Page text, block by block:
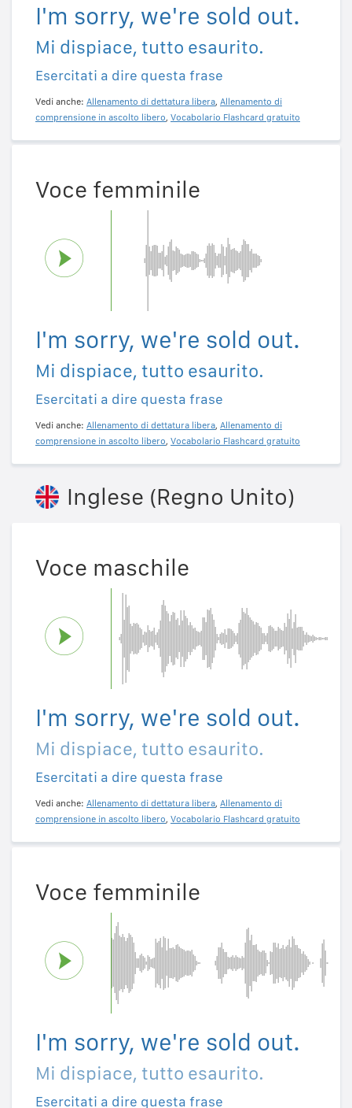
I'm sorry, we're sold out.
Mi dispiace, tutto esaurito.
Esercitati a dire questa frase
Vedi anche: Allenamento di dettatura libera, Allenamento di
comprensione in ascolto libero, Vocabolario Flashcard gratuito
Voce femminile
I'm sorry, we're sold out.
Mi dispiace, tutto esaurito.
Esercitati a dire questa frase
Vedi anche: Allenamento di dettatura libera, Allenamento di
comprensione in ascolto libero, Vocabolario Flashcard gratuito
Inglese (Regno Unito)
Voce maschile
I'm sorry, we're sold out.
Mi dispiace, tutto esaurito.
Esercitati a dire questa frase
Vedi anche: Allenamento di dettatura libera, Allenamento di
comprensione in ascolto libero, Vocabolario Flashcard gratuito
Voce femminile
I'm sorry, we're sold out.
Mi dispiace, tutto esaurito.
Esercitati a dire questa frase